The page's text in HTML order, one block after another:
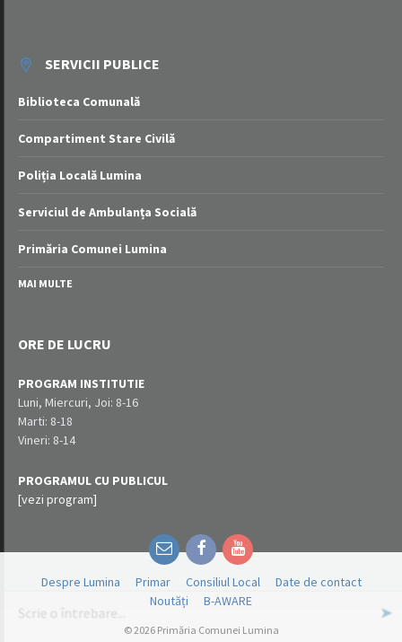
SERVICII PUBLICE
Biblioteca Comunală
Compartiment Stare Civilă
Poliția Locală Lumina
Serviciul de Ambulanța Socială
Primăria Comunei Lumina
MAI MULTE
ORE DE LUCRU
PROGRAM INSTITUTIE
Luni, Miercuri, Joi: 8-16
Marti: 8-18
Vineri: 8-14
PROGRAMUL CU PUBLICUL
[vezi program]
EmailFacebookYouTube
Despre Lumina Primar Consiliul Local
Date de contact
Noutăți
B-AWARE
© 2026 Primăria Comunei Lumina